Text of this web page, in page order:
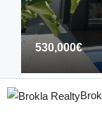
530,000€